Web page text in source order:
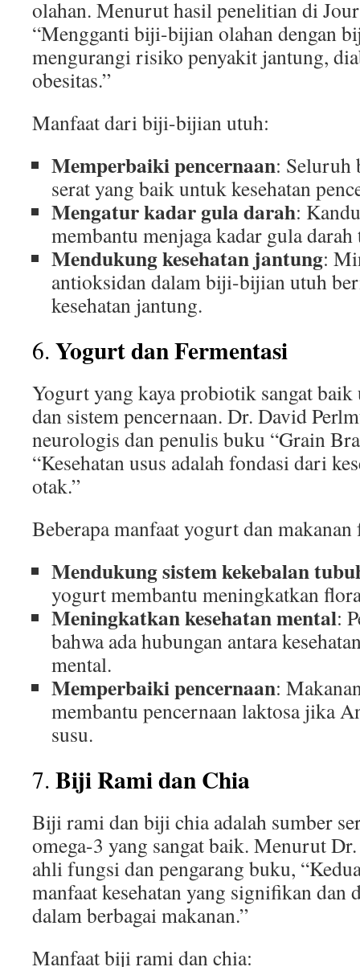
olahan. Menurut hasil penelitian di
“Mengganti biji-bijian olahan dengan
mengurangi risiko penyakit jantung,
obesitas.”
Manfaat dari biji-bijian utuh:
Memperbaiki pencernaan: Seluruh
serat yang baik untuk kesehatan
Mengatur kadar gula darah:
membantu menjaga kadar gula
Mendukung kesehatan jantung:
antioksidan dalam biji-bijian utuh
kesehatan jantung.
6. Yogurt dan Fermentasi
Yogurt yang kaya probiotik sangat baik
dan sistem pencernaan. Dr. David
neurologis dan penulis buku “Grain
“Kesehatan usus adalah fondasi dari
otak.”
Beberapa manfaat yogurt dan
Mendukung sistem kekebalan
yogurt membantu meningkatkan
Meningkatkan kesehatan mental:
bahwa ada hubungan antara
mental.
Memperbaiki pencernaan:
membantu pencernaan laktosa jika
susu.
7. Biji Rami dan Chia
Biji rami dan biji chia adalah sumber
omega-3 yang sangat baik. Menurut
ahli fungsi dan pengarang buku,
manfaat kesehatan yang signifikan dan
dalam berbagai makanan.”
Manfaat biji rami dan chia: